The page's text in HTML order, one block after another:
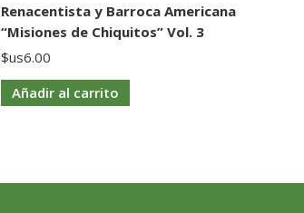
Renacentista y Barroca Americana
“Misiones de Chiquitos” Vol. 3
$us6.00
Añadir al carrito